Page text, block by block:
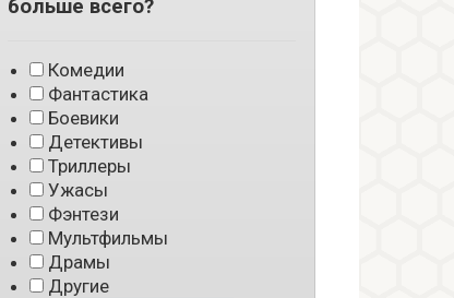
больше всего?
Комедии
Фантастика
Боевики
Детективы
Триллеры
Ужасы
Фэнтези
Мультфильмы
Драмы
Другие